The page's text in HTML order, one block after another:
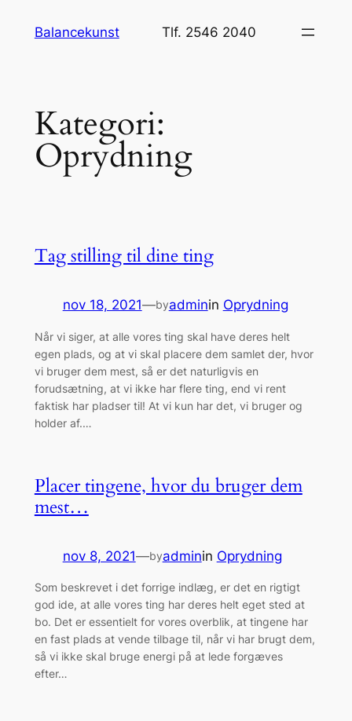
Balancekunst Tlf. 2546 2040
Kategori:
Oprydning
Tag stilling til dine ting
nov 18, 2021—byadminin Oprydning
Når vi siger, at alle vores ting skal have deres helt
egen plads, og at vi skal placere dem samlet der, hvor
vi bruger dem mest, så er det naturligvis en
forudsætning, at vi ikke har flere ting, end vi rent
faktisk har pladser til! At vi kun har det, vi bruger og
holder af.…
Placer tingene, hvor du bruger dem
mest…
nov 8, 2021—byadminin Oprydning
Som beskrevet i det forrige indlæg, er det en rigtigt
god ide, at alle vores ting har deres helt eget sted at
bo. Det er essentielt for vores overblik, at tingene har
en fast plads at vende tilbage til, når vi har brugt dem,
så vi ikke skal bruge energi på at lede forgæves
efter…